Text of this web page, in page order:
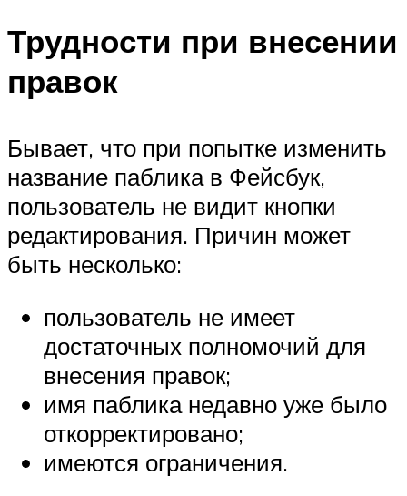
Трудности при внесении
правок
Бывает, что при попытке изменить
название паблика в Фейсбук,
пользователь не видит кнопки
редактирования. Причин может
быть несколько:
пользователь не имеет
достаточных полномочий для
внесения правок;
имя паблика недавно уже было
откорректировано;
имеются ограничения.